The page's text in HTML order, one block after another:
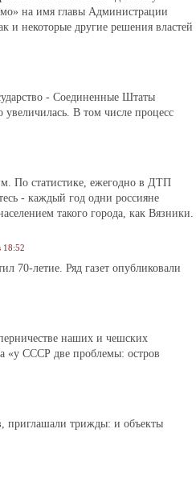
на имя главы Администрации
и некоторые другие решения властей
‑ Соединенные Штаты
В том числе процесс
По статистике, ежегодно в ДТП
‑ каждый год одни россияне
такого города, как Вязники.
18:52
70-летие. Ряд газет опубликовали
наших и чешских
«у СССР две проблемы: остров
приглашали трижды: и объекты